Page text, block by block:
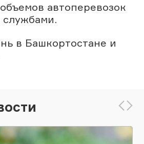
автоперевозок
службами.
в Башкортостане и